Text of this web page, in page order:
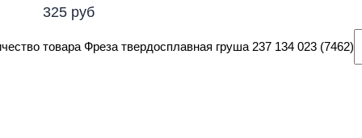
325 руб
товара Фреза твердосплавная груша 237 134 023 (7462)